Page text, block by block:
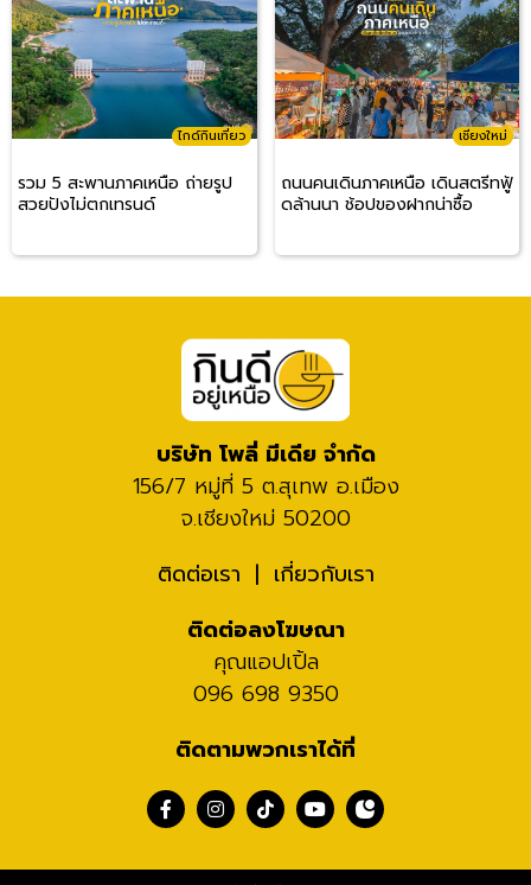
ไกด์กินเที่ยว
รวม 5 สะพานภาคเหนือ ถ่ายรูป
สวยปังไม่ตกเทรนด์
เชียงใหม่
ถนนคนเดินภาคเหนือ เดินสตรีทฟู้
ดล้านนา ช้อปของฝากน่าซื้อ
บริษัท โพลี่ มีเดีย จำกัด
156/7 หมู่ที่ 5 ต.สุเทพ อ.เมือง
จ.เชียงใหม่ 50200
ติดต่อเรา
เกี่ยวกับเรา
ติดต่อลงโฆษณา
คุณแอปเปิ้ล
096 698 9350
ติดตามพวกเราได้ที่